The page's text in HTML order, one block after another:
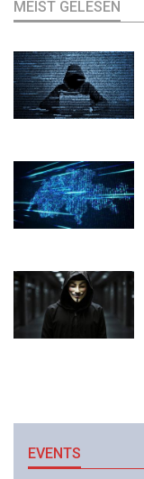
MEIST GELESEN
EVENTS